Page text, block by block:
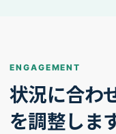
ENGAGEMENT
状況に合わ
を調整しま